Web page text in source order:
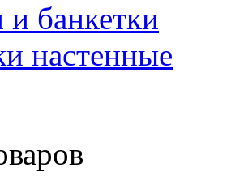
банкетки
настенные